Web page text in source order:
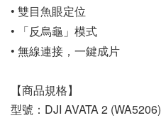
• 雙目魚眼定位
• 「反烏龜」模式
• 無線連接，一鍵成片
【商品規格】
型號：DJI AVATA 2 (WA5206)